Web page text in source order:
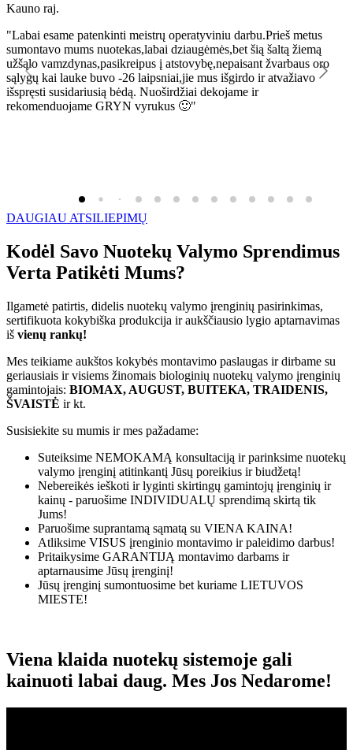
Kauno raj.
"Labai esame patenkinti meistrų operatyviniu darbu.Prieš metus
sumontavo mums nuotekas,labai dziaugėmės,bet šią šaltą žiemą
užšąlo vamzdynas,pasikreipus į atstovybę,nepaisant žvarbaus oro
sąlygų kai lauke buvo -26 laipsniai,jie mus išgirdo ir atvažiavo
išspręsti susidariusią bėdą. Nuoširdžiai dekojame ir
rekomenduojame GRYN vyrukus 🙂"
DAUGIAU ATSILIEPIMŲ
Kodėl Savo Nuotekų Valymo Sprendimus
Verta Patikėti Mums?
Ilgametė patirtis, didelis nuotekų valymo įrenginių pasirinkimas,
sertifikuota kokybiška produkcija ir aukščiausio lygio aptarnavimas
iš vienų rankų!
Mes teikiame aukštos kokybės montavimo paslaugas ir dirbame su
geriausiais ir visiems žinomais biologinių nuotekų valymo įrenginių
gamintojais: BIOMAX, AUGUST, BUITEKA, TRAIDENIS,
ŠVAISTĖ ir kt.
Susisiekite su mumis ir mes pažadame:
Suteiksime NEMOKAMĄ konsultaciją ir parinksime nuotekų
valymo įrenginį atitinkantį Jūsų poreikius ir biudžetą!
Nebereikės ieškoti ir lyginti skirtingų gamintojų įrenginių ir
kainų - paruošime INDIVIDUALŲ sprendimą skirtą tik
Jums!
Paruošime suprantamą sąmatą su VIENA KAINA!
Atliksime VISUS įrenginio montavimo ir paleidimo darbus!
Pritaikysime GARANTIJĄ montavimo darbams ir
aptarnausime Jūsų įrenginį!
Jūsų įrenginį sumontuosime bet kuriame LIETUVOS
MIESTE!
Viena klaida nuotekų sistemoje gali
kainuoti labai daug. Mes Jos Nedarome!